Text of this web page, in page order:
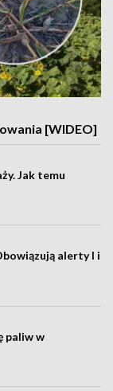
[WIDEO]
Jak temu
alerty I i
paliw w